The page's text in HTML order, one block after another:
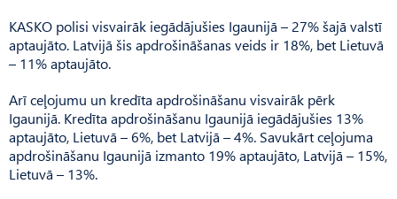
KASKO polisi visvairāk iegādājušies Igaunijā – 27% šajā valstī
aptaujāto. Latvijā šis apdrošināšanas veids ir 18%, bet Lietuvā
– 11% aptaujāto.
Arī ceļojumu un kredīta apdrošināšanu visvairāk pērk
Igaunijā. Kredīta apdrošināšanu Igaunijā iegādājušies 13%
aptaujāto, Lietuvā – 6%, bet Latvijā – 4%. Savukārt ceļojuma
apdrošināšanu Igaunijā izmanto 19% aptaujāto, Latvijā – 15%,
Lietuvā – 13%.